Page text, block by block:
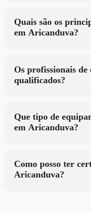
Quais são os
em Aricanduva?
Os profissionais de em Aricanduva são
qualificados?
Que tipo de
em Aricanduva?
Como posso ter
Aricanduva?